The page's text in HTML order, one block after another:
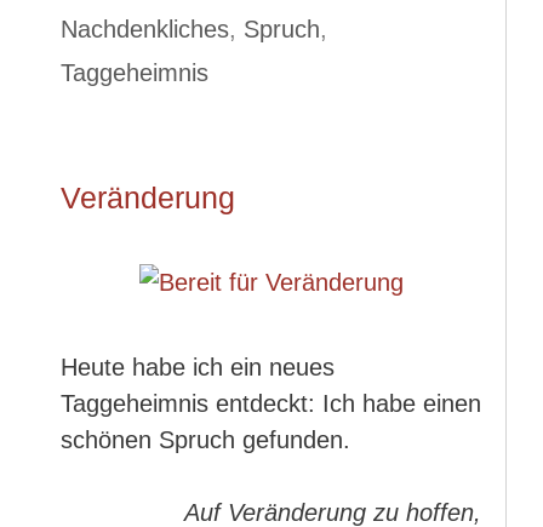
Nachdenkliches, Spruch,
Taggeheimnis
Veränderung
Heute habe ich ein neues
Taggeheimnis entdeckt: Ich habe einen
schönen Spruch gefunden.
Auf Veränderung zu hoffen,